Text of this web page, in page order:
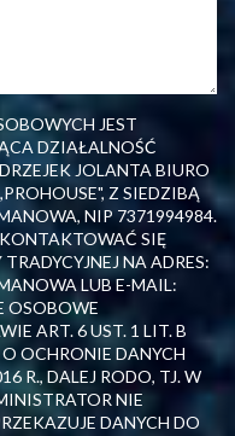
JEST
DZIAŁALNOŚĆ
JOLANTA BIURO
Z SIEDZIBĄ
NIP 7371994984.
SIĘ
NA ADRES:
LUB E-MAIL:
OSOBOWE
ART. 6 UST. 1 LIT. B
OCHRONIE DANYCH
R., DALEJ RODO, TJ. W
NIE
DANYCH DO